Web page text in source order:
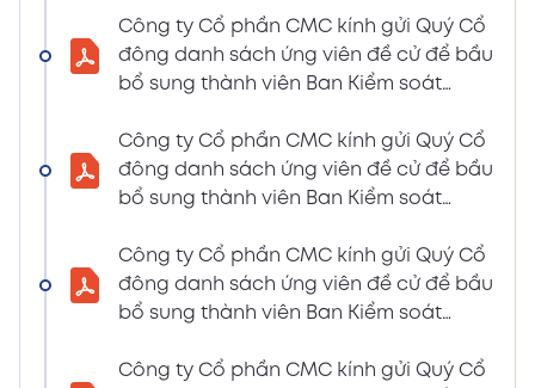
LIỆU HỌP ĐHĐCĐ THƯỜNG NIÊN NĂM 2024
(Tờ trình miễn nhiệm và bầu bổ sung TV –
6:07 PM
THÔNG BÁO MỜI HỌP VÀ ĐƯỜNG DẪN TÀI
LIỆU HỌP ĐHĐCĐ THƯỜNG NIÊN NĂM 2024
ứng cử TV – BKS)
02/04/2024
6:07 PM
LIỆU HỌP ĐHĐCĐ THƯỜNG NIÊN NĂM 2024
Xem PDF
Công ty Cổ phần CMC kính gửi Quý Cổ
đông danh sách ứng viên đề cử để bầu
bổ sung thành viên Ban Kiểm soát
Huyền)
Công ty Cổ phần CMC kính gửi Quý Cổ
đông danh sách ứng viên đề cử để bầu
bổ sung thành viên Ban Kiểm soát
Huyền)
Công ty Cổ phần CMC kính gửi Quý Cổ
đông danh sách ứng viên đề cử để bầu
bổ sung thành viên Ban Kiểm soát
Huyền)
Công ty Cổ phần CMC kính gửi Quý Cổ